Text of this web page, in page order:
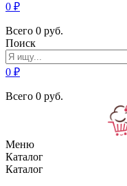
0 ₽
Всего 0 руб.
Поиск
0 ₽
Всего 0 руб.
Меню
Каталог
Каталог